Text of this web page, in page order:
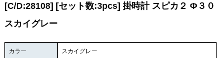
[C/D:28108] [セット数:3pcs] 掛時計 スピカ２ Φ３０
スカイグレー
カラー スカイグレー